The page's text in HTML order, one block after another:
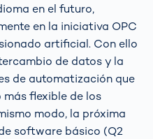
en el futuro,
en la iniciativa OPC
artificial. Con ello
de datos y la
de automatización que
más flexible de los
modo, la próxima
software básico (Q2